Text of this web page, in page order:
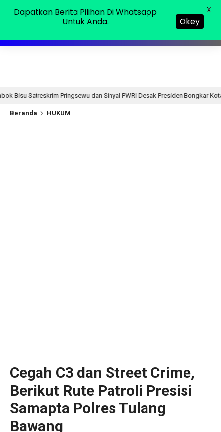
dan Sinyal PWRI Desak Presiden Bongkar Kotak Pandora Labkesda
Beranda HUKUM
Cegah C3 dan Street Crime,
Berikut Rute Patroli Presisi
Samapta Polres Tulang
Bawang
Dapatkan Berita Pilihan Di Whatsapp
Untuk Anda.
Okey
X